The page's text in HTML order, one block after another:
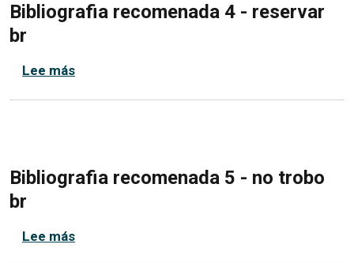
Bibliografia recomenada 4 - reservar
br
Lee mássobre Bibliografia recomenada 4 - reservar
Bibliografia recomenada 5 - no trobo
br
Lee mássobre Bibliografia recomenada 5 - no trobo